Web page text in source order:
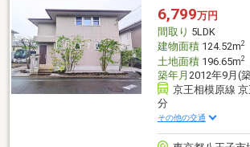
628m□多摩市立青陵中学校・・・約1300m□あ
育園・・・約902m□豊ケ丘北公園・・・約408m
6,799万円
間取り 5LDK
建物面積124.52m2
土地面積196.65m2
築年月 2012年9月(
京王相模原線
分
その他の交通